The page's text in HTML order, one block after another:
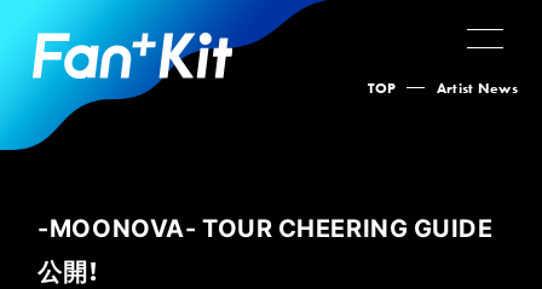
TOP Artist News
-MOONOVA- TOUR CHEERING GUIDE
公開！